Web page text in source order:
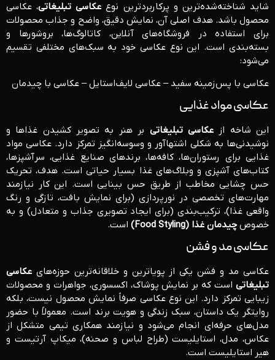
شاید شناخته‌شده‌ترین و پرکاربردترین نوع عکاسی تبلیغاتی، عکاسی
محصول باشد. هدف اصلی آن، نمایش دقیق، واضح و جذاب محصولات
برای استفاده در فروشگاه‌های آنلاین، کاتالوگ‌ها، بروشورها و
بسته‌بندی است. این نوع عکاسی خود به سبک‌های مختلفی تقسیم
می‌شود:
عکاسی با پس‌زمینه سفید – عکاسی لایف‌استایل – عکاسی با چیدمان
عکاسی مواد غذایی
این شاخه ازعکاسی تبلیغاتی بر هنر به تصویر کشیدن غذاها و
نوشیدنی‌ها به شکلی اشتهاآور و وسوسه‌انگیز تمرکز دارد. عکاسی مواد
غذایی برای رستوران‌ها، کافه‌ها، برندهای صنایع غذایی، سرآشپزها،
کتاب‌های آشپزی و وبلاگ‌های غذا بسیار حیاتی است. هدف، تحریک
حس چشایی مخاطب از طریق حس بینایی است. این کار نیازمند
مهارت‌های تخصصی در نورپردازی (برای نمایش بافت، تازگی و رنگ
واقعی غذا)، ترکیب‌بندی (برای ایجاد تصویری جذاب و متعادل) و به
خصوص چیدمان غذا (Food Styling) است.
عکاسی مد و فشن
عکاسی مد و فشن یکی از پویاترین و خلاقانه‌ترین حوزه‌های عکاسی
تبلیغاتی است که بر نمایش پوشاک، اکسسوری، جواهرات و محصولات
زیبایی تمرکز دارد. این نوع عکاسی صرفاً نمایش محصول نیست، بلکه
روایتگر یک داستان، سبک زندگی و هویت برند است. معمولاً با حضور
مدل‌های حرفه‌ای انجام می‌شود و نیازمند همکاری تیمی متشکل از
عکاس، مدل، استایلیست (طراح لباس و صحنه)، میکاپ آرتیست و
هیر استایلیست است.